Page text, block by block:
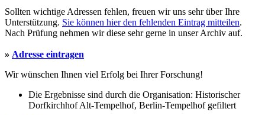
Sollten wichtige Adressen fehlen, freuen wir uns sehr über Ihre
Unterstützung. Sie können hier den fehlenden Eintrag mitteilen.
Nach Prüfung nehmen wir diese sehr gerne in unser Archiv auf.
» Adresse eintragen
Wir wünschen Ihnen viel Erfolg bei Ihrer Forschung!
Die Ergebnisse sind durch die Organisation: Historischer
Dorfkirchhof Alt-Tempelhof, Berlin-Tempelhof gefiltert